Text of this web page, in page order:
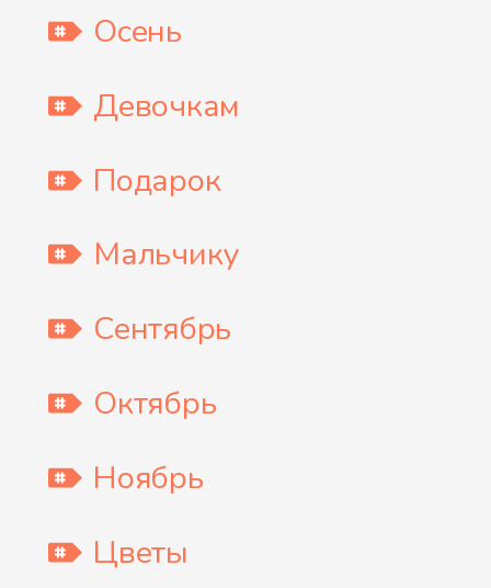
Осень
Девочкам
Подарок
Мальчику
Сентябрь
Октябрь
Ноябрь
Цветы